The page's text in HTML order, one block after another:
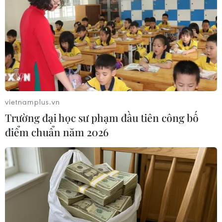
lại đây.
TP Hồ Chí Minh: Doanh thu bán lẻ hàng
hóa tăng mạnh nhất trong vòng 1 năm
vietnamplus.vn
Trường đại học sư phạm đầu tiên công bố
điểm chuẩn năm 2026